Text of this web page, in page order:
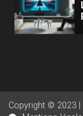
Copyright © 2023